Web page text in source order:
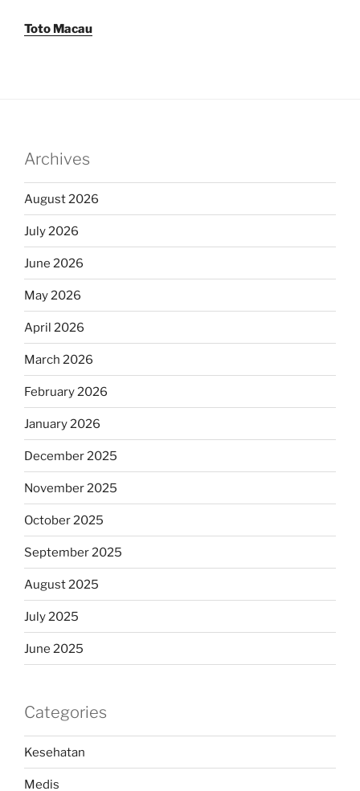
Toto Macau
Archives
August 2026
July 2026
June 2026
May 2026
April 2026
March 2026
February 2026
January 2026
December 2025
November 2025
October 2025
September 2025
August 2025
July 2025
June 2025
Categories
Kesehatan
Medis